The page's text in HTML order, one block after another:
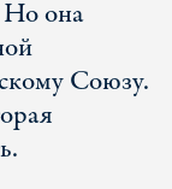
Но она
Союзу.